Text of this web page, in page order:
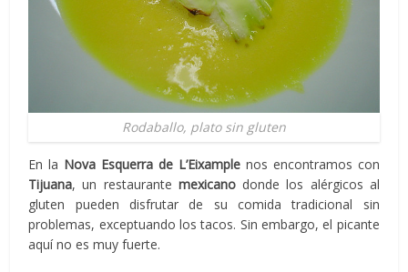
Rodaballo, plato sin gluten
En la Nova Esquerra de L’Eixamplenos encontramos con
Tijuana, un restaurante mexicanodonde los alérgicos al
gluten pueden disfrutar de su comida tradicional sin
problemas, exceptuando los tacos. Sin embargo, el picante
aquí no es muy fuerte.